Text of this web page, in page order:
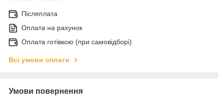
Післяплата
Оплата на рахунок
Оплата готівкою (при самовідборі)
Всі умови оплати
Умови повернення